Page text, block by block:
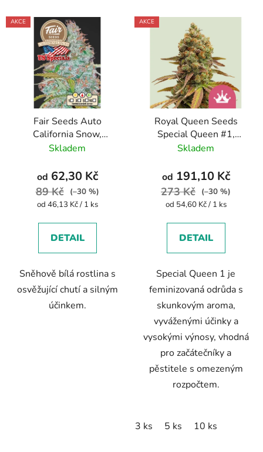
V
ý
AKCE
Fair Seeds Auto
California Snow,
feminized autoflowering
Skladem
od 62,30 Kč
89 Kč
(–30 %)
Měrná
od 46,13 Kč / 1 ks
DETAIL
Sněhově bílá rostlina s
osvěžující chutí a silným
účinkem.
AKCE
Royal Queen Seeds
Special Queen #1,
feminized
Skladem
od 191,10 Kč
273 Kč
(–30 %)
Měrná
od 54,60 Kč / 1 ks
DETAIL
Special Queen 1 je
feminizovaná odrůda s
skunkovým aroma,
vyváženými účinky a
vysokými výnosy, vhodná
pro začátečníky a
pěstitele s omezeným
rozpočtem.
3 ks 5 ks 10 ks